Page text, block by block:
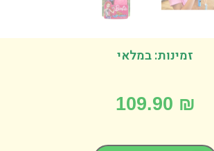
זמינות: במלאי
109.90